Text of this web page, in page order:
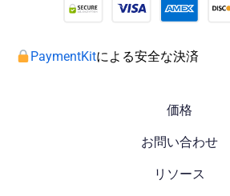
PaymentKitによる安全な決済
価格
お問い合わせ
リソース